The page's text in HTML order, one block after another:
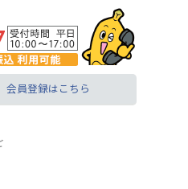
会員登録はこちら